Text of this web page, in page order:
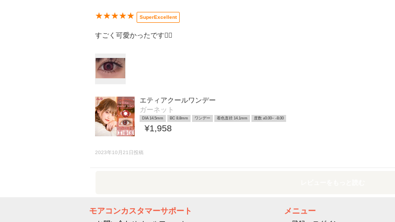
★★★★★ SuperExcellent
すごく可愛かったです︎👍🏻
エティアクールワンデー
ガーネット
DIA 14.5mm BC 8.8mm ワンデー 着色直径 14.1mm 度数 ±0.00~ -8.00
¥1,958
2023年10月21日投稿
モアコンカスタマーサポート メニュー